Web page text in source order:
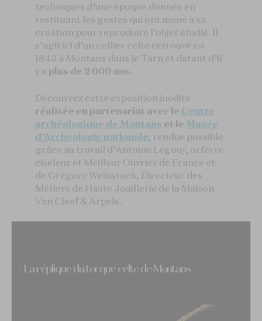
techniques d’une époque donnée en
restituant les gestes qui ont mené à sa
création pour reproduire l’objet étudié. Il
s’agit ici d’un collier celte retrouvé en
1843 à Montans dans le Tarn et datant d’il
y a plus de 2 000 ans.
Découvrez cette exposition inédite
réalisée en partenariat avec le Centre
archéologique de Montans et le Musée
d’Archéologie nationale, rendue possible
grâce au travail d’Antoine Legouy, orfèvre
ciseleur et Meilleur Ouvrier de France et
de Grégory Weinstock, Directeur des
Métiers de Haute Joaillerie de la Maison
Van Cleef & Arpels.
La réplique du torque celte de Montans